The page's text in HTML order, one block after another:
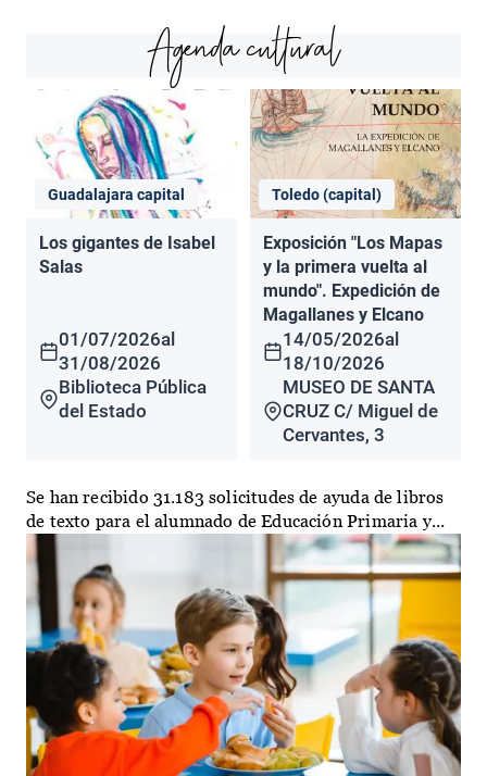
Agenda cultural
Guadalajara capital
Los gigantes de Isabel
Salas
01/07/2026al
31/08/2026
Biblioteca Pública
del Estado
Toledo (capital)
Exposición "Los Mapas
y la primera vuelta al
mundo". Expedición de
Magallanes y Elcano
14/05/2026al
18/10/2026
MUSEO DE SANTA
CRUZ C/ Miguel de
Cervantes, 3
Se han recibido 31.183 solicitudes de ayuda de libros
de texto para el alumnado de Educación Primaria y...